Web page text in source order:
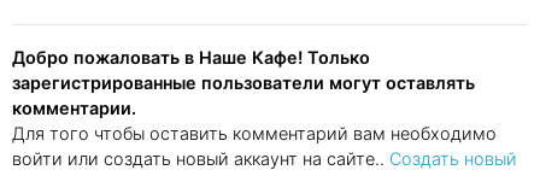
Добро пожаловать в Наше Кафе! Только
зарегистрированные пользователи могут оставлять
комментарии.
Для того чтобы оставить комментарий вам необходимо
войти или создать новый аккаунт на сайте.. Создать новый